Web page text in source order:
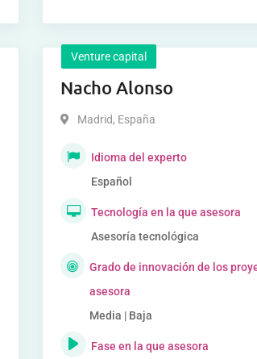
Venture capital
Nacho Alonso
Madrid, España
Idioma del experto
Español
Tecnología en la que asesora
Asesoría tecnológica
Grado de innovación de los
asesora
Media | Baja
Fase en la que asesora